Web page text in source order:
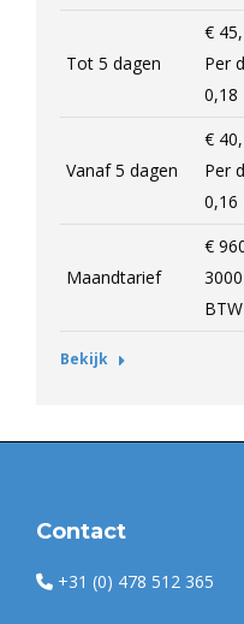
Tot 5 dagen
€
Per
0,18
Vanaf 5 dagen
€
Per
0,16
Maandtarief
€
Bekijk
Contact
+31 (0) 478 512 365